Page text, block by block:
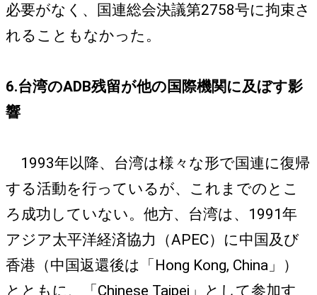
必要がなく、国連総会決議第2758号に拘束さ
れることもなかった。
6.台湾のADB残留が他の国際機関に及ぼす影
響
1993年以降、台湾は様々な形で国連に復帰
する活動を行っているが、これまでのとこ
ろ成功していない。他方、台湾は、1991年
アジア太平洋経済協力（APEC）に中国及び
香港（中国返還後は「Hong Kong, China」）
とともに、「Chinese Taipei」として参加す